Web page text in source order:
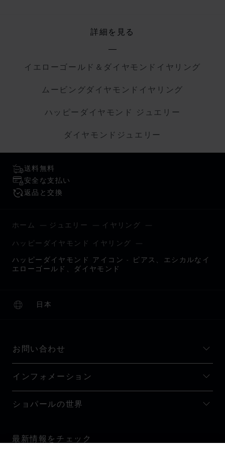
詳細を見る
イエローゴールド＆ダイヤモンドイヤリング
ムービングダイヤモンドイヤリング
ハッピーダイヤモンド ジュエリー
ダイヤモンドジュエリー
送料無料
安全な支払い
返品と交換
ホーム ジュエリー イヤリング
ハッピーダイヤモンド イヤリング
ハッピーダイヤモンド アイコン - ピアス、エシカルなイ
エローゴールド、ダイヤモンド
日本
ローカリゼーション (国の変更)
国の変更
お問い合わせ
インフォメーション
ショパールの世界
最新情報をチェック